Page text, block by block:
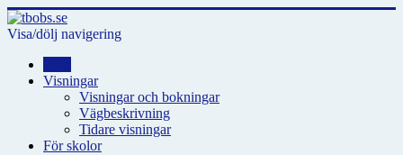
Visa/dölj navigering
Visningar
Visningar och bokningar
Vägbeskrivning
Tidare visningar
För skolor